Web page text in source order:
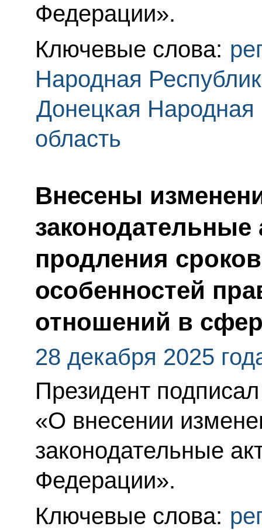
Федерации».
Ключевые слова:
Народная
Донецкая Народная
область
Внесены
законодательные
продления
особенностей
отношений в
28 декабря 2025
Президент
«О внесении
законодательные
Федерации».
Ключевые слова: